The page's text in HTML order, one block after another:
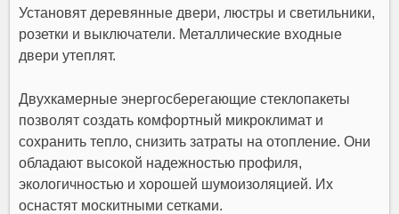
Установят деревянные двери, люстры и светильники,
розетки и выключатели. Металлические входные
двери утеплят.
Двухкамерные энергосберегающие стеклопакеты
позволят создать комфортный микроклимат и
сохранить тепло, снизить затраты на отопление. Они
обладают высокой надежностью профиля,
экологичностью и хорошей шумоизоляцией. Их
оснастят москитными сетками.